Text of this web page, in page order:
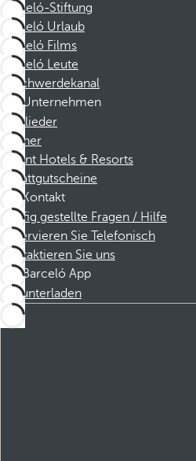
Barceló-Stiftung
Barceló Urlaub
Barceló Films
Barceló Leute
Beschwerdekanal
Unternehmen
Mitglieder
Partner
Dorint Hotels & Resorts
Rabattgutscheine
Kontakt
Häufig gestellte Fragen / Hilfe
Reservieren Sie Telefonisch
Kontaktieren Sie uns
Barceló App
Herunterladen